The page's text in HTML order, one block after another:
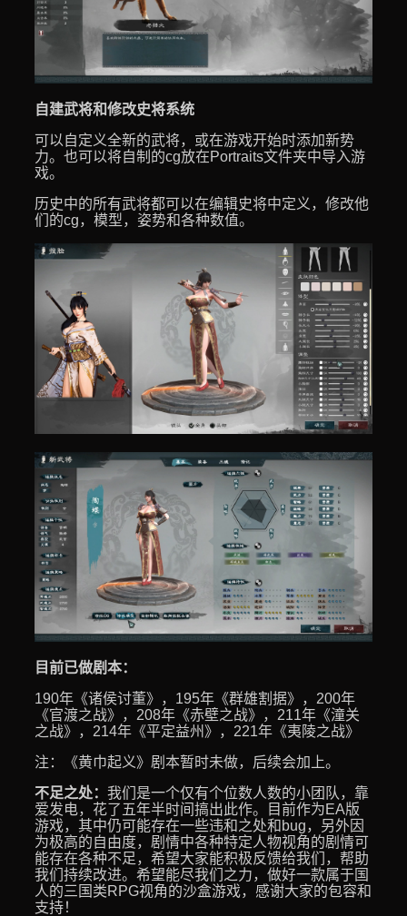
自建武将和修改史将系统
可以自定义全新的武将，或在游戏开始时添加新势
力。也可以将自制的cg放在Portraits文件夹中导入游
戏。
历史中的所有武将都可以在编辑史将中定义，修改他
们的cg，模型，姿势和各种数值。
目前已做剧本：
190年《诸侯讨董》，195年《群雄割据》，200年
《官渡之战》，208年《赤壁之战》，211年《潼关
之战》，214年《平定益州》，221年《夷陵之战》
注：《黄巾起义》剧本暂时未做，后续会加上。
不足之处： 我们是一个仅有个位数人数的小团队，靠
爱发电，花了五年半时间搞出此作。目前作为EA版
游戏，其中仍可能存在一些违和之处和bug，另外因
为极高的自由度，剧情中各种特定人物视角的剧情可
能存在各种不足，希望大家能积极反馈给我们，帮助
我们持续改进。希望能尽我们之力，做好一款属于国
人的三国类RPG视角的沙盒游戏，感谢大家的包容和
支持！